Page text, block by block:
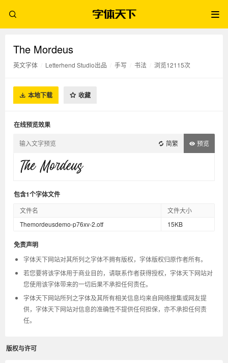
The Mordeus
英文字体 Letterhend Studio出品 手写 书法 浏览12115次
本地下载 收藏
在线预览效果
简繁 预览
包含1个字体文件
文件名
文件大小
Themordeusdemo-p76xv-2.otf
15KB
免责声明
字体天下网站对其所列之字体不拥有版权，字体版权归原作者所有。
若您要将该字体用于商业目的，请联系作者获得授权，字体天下网站对
您使用该字体带来的一切后果不承担任何责任。
字体天下网站所列之字体及其所有相关信息均来自网络搜集或网友提
供，字体天下网站对信息的准确性不提供任何担保，亦不承担任何责
任。
版权与许可